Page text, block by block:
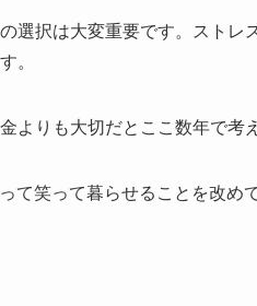
選択は大変重要です。ストレ
。
よりも大切だとここ数年で考
て笑って暮らせることを改め